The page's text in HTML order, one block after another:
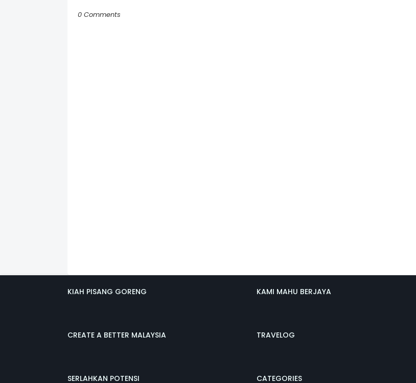
0 Comments
KIAH PISANG GORENG
CREATE A BETTER MALAYSIA
SERLAHKAN POTENSI
KAMI MAHU BERJAYA
TRAVELOG
CATEGORIES